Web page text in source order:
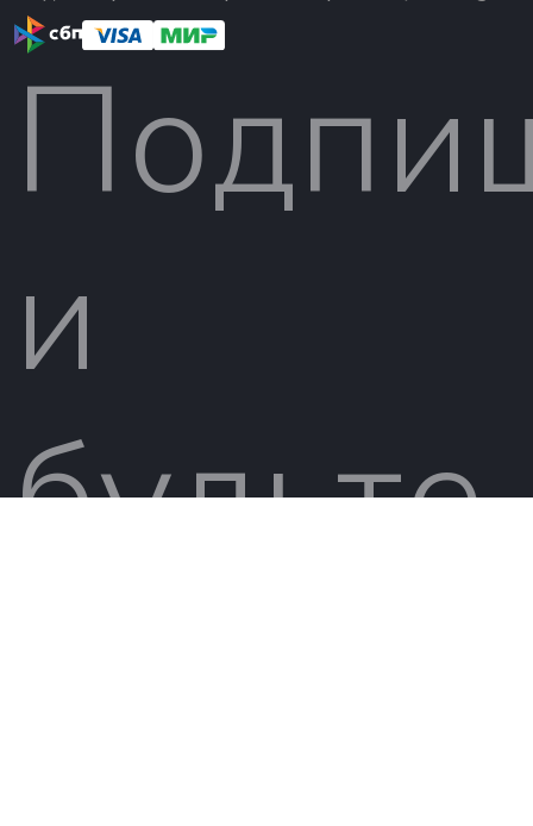
и
будьте